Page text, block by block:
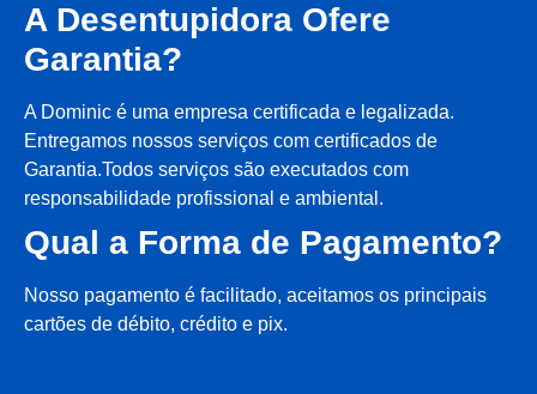
A Desentupidora Ofere
Garantia?
A Dominic é uma empresa certificada e legalizada.
Entregamos nossos serviços com certificados de
Garantia.Todos serviços são executados com
responsabilidade profissional e ambiental.
Qual a Forma de Pagamento?
Nosso pagamento é facilitado, aceitamos os principais
cartões de débito, crédito e pix.